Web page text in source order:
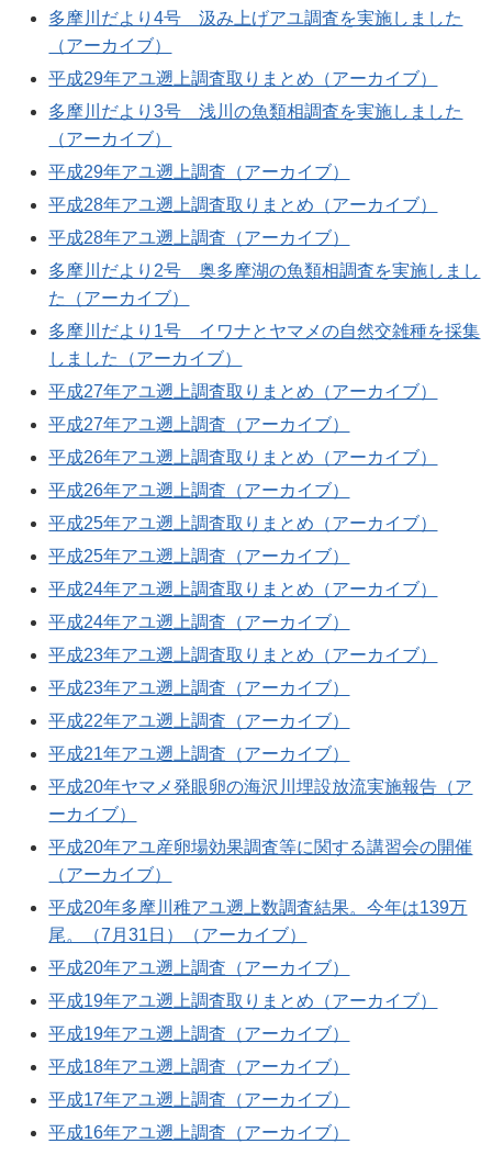
多摩川だより4号 汲み上げアユ調査を実施しました
（アーカイブ）
平成29年アユ遡上調査取りまとめ（アーカイブ）
多摩川だより3号 浅川の魚類相調査を実施しました
（アーカイブ）
平成29年アユ遡上調査（アーカイブ）
平成28年アユ遡上調査取りまとめ（アーカイブ）
平成28年アユ遡上調査（アーカイブ）
多摩川だより2号 奥多摩湖の魚類相調査を実施しまし
た（アーカイブ）
多摩川だより1号 イワナとヤマメの自然交雑種を採集
しました（アーカイブ）
平成27年アユ遡上調査取りまとめ（アーカイブ）
平成27年アユ遡上調査（アーカイブ）
平成26年アユ遡上調査取りまとめ（アーカイブ）
平成26年アユ遡上調査（アーカイブ）
平成25年アユ遡上調査取りまとめ（アーカイブ）
平成25年アユ遡上調査（アーカイブ）
平成24年アユ遡上調査取りまとめ（アーカイブ）
平成24年アユ遡上調査（アーカイブ）
平成23年アユ遡上調査取りまとめ（アーカイブ）
平成23年アユ遡上調査（アーカイブ）
平成22年アユ遡上調査（アーカイブ）
平成21年アユ遡上調査（アーカイブ）
平成20年ヤマメ発眼卵の海沢川埋設放流実施報告（ア
ーカイブ）
平成20年アユ産卵場効果調査等に関する講習会の開催
（アーカイブ）
平成20年多摩川稚アユ遡上数調査結果。今年は139万
尾。（7月31日）（アーカイブ）
平成20年アユ遡上調査（アーカイブ）
平成19年アユ遡上調査取りまとめ（アーカイブ）
平成19年アユ遡上調査（アーカイブ）
平成18年アユ遡上調査（アーカイブ）
平成17年アユ遡上調査（アーカイブ）
平成16年アユ遡上調査（アーカイブ）